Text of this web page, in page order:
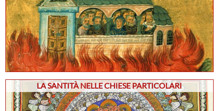
LA SANTITÀ NELLE CHIESE PARTICOLARI